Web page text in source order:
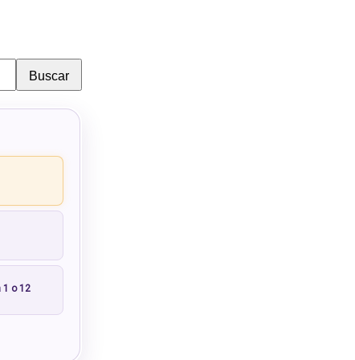
Buscar
1 o 12